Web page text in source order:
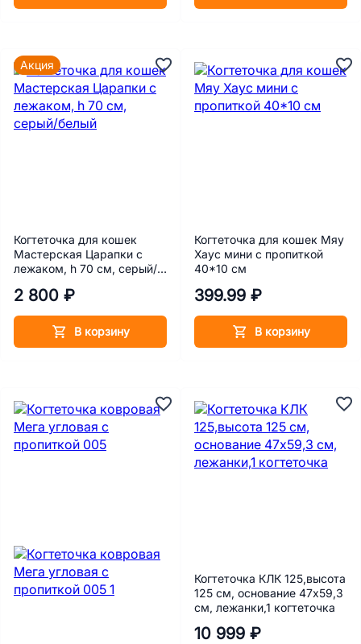
Когтеточка для кошек
Мастерская Царапки с
лежаком, h 70 см, серый/
2 800 ₽
В корзину
Акция
Когтеточка для кошек Мяу
Хаус мини с пропиткой
40*10 см
399.99 ₽
В корзину
Когтеточка КЛК 125,высота
125 см, основание 47х59,3
см, лежанки,1 когтеточка
10 999 ₽